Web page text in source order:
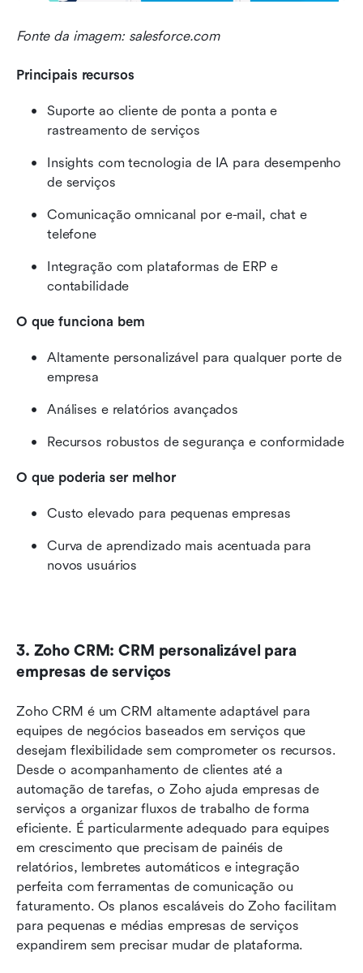
Fonte da imagem: salesforce.com
Principais recursos
Suporte ao cliente de ponta a ponta e
rastreamento de serviços
Insights com tecnologia de IA para desempenho
de serviços
Comunicação omnicanal por e-mail, chat e
telefone
Integração com plataformas de ERP e
contabilidade
O que funciona bem
Altamente personalizável para qualquer porte de
empresa
Análises e relatórios avançados
Recursos robustos de segurança e conformidade
O que poderia ser melhor
Custo elevado para pequenas empresas
Curva de aprendizado mais acentuada para
novos usuários
3. Zoho CRM: CRM personalizável para
empresas de serviços
Zoho CRM é um CRM altamente adaptável para
equipes de negócios baseados em serviços que
desejam flexibilidade sem comprometer os recursos.
Desde o acompanhamento de clientes até a
automação de tarefas, o Zoho ajuda empresas de
serviços a organizar fluxos de trabalho de forma
eficiente. É particularmente adequado para equipes
em crescimento que precisam de painéis de
relatórios, lembretes automáticos e integração
perfeita com ferramentas de comunicação ou
faturamento. Os planos escaláveis do Zoho facilitam
para pequenas e médias empresas de serviços
expandirem sem precisar mudar de plataforma.